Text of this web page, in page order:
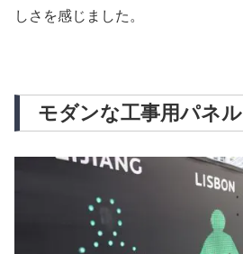
しさを感じました。
モダンな工事用パネル